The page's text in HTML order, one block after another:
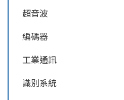
超音波
編碼器
工業通訊
識別系統